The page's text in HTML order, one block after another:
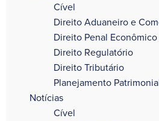
Cível
Direito Aduaneiro e
Direito Penal
Direito Regulatório
Direito Tributário
Planejamento
Notícias
Cível